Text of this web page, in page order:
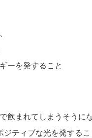
ーを発すること
飲まれてしまうそうに
ジティブな光を発するこ